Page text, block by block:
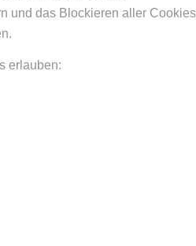
und das Blockieren aller Cookies
erlauben: